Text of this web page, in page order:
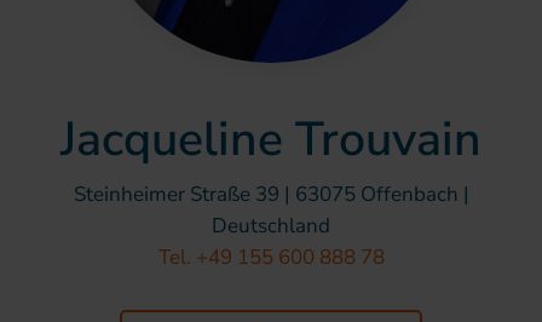
Jacqueline Trouvain
Steinheimer Straße 39 | 63075 Offenbach |
Deutschland
Tel. +49 155 600 888 78